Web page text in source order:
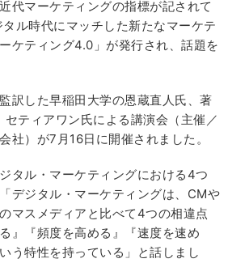
代マーケティングの指標が記されて
ル時代にマッチした新たなマーケテ
ケティング4.0」が発行され、話題を
訳した早稲田大学の恩蔵直人氏、著
ティアワン氏による講演会（主催／
社）が7月16日に開催されました。
タル・マーケティングにおける4つ
デジタル・マーケティングは、CMや
マスメディアと比べて4つの相違点
』『頻度を高める』『速度を速め
う特性を持っている」と話しまし